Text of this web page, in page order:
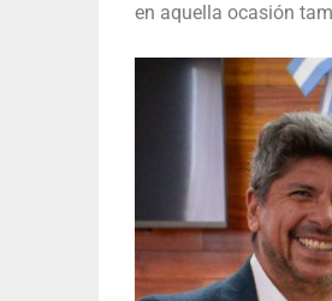
en aquella ocasión